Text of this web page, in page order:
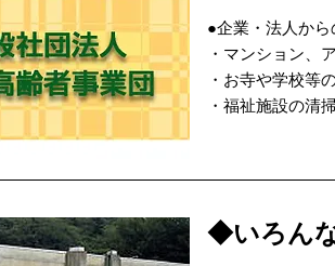
●企業・法人か
・マンション、
・お寺や学校等
・福祉施設の清
◆いろん